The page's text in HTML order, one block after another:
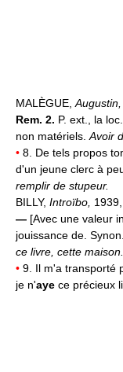
MALÈGUE,Augustin,
Rem. 2. P. ext., la loc.
non matériels.Avoir
• 8. De tels propos
d'un jeune clerc à
remplir de stupeur.
BILLY, Introïbo,
— [Avec une valeur
jouissance de. Synon.
ce livre, cette
• 9. Il m'a transporté
je n'aye ce précieux